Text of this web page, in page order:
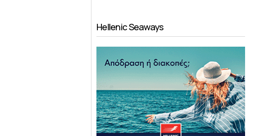
Hellenic Seaways